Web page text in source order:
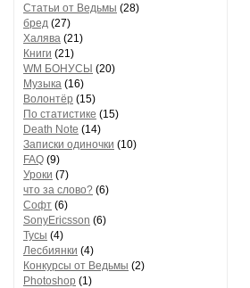
Статьи от Ведьмы (28)
бред (27)
Халява (21)
Книги (21)
WM БОНУСЫ (20)
Музыка (16)
Волонтёр (15)
По статистике (15)
Death Note (14)
Записки одиночки (10)
FAQ (9)
Уроки (7)
что за слово? (6)
Софт (6)
SonyEricsson (6)
Тусы (4)
Лесбиянки (4)
Конкурсы от Ведьмы (2)
Photoshop (1)